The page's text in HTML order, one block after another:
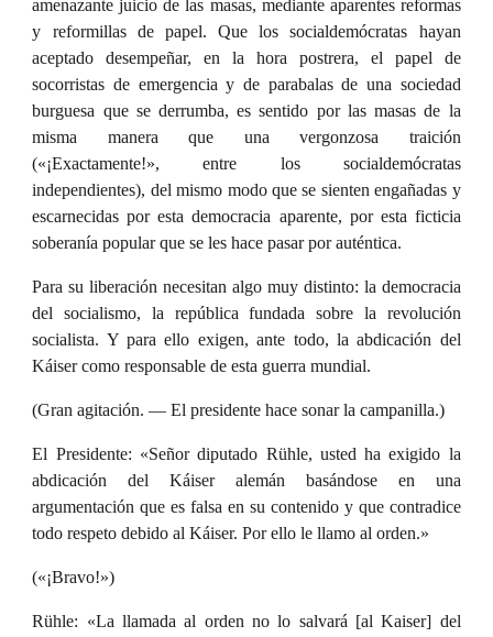
amenazante juicio de las masas, mediante aparentes reformas
y reformillas de papel. Que los socialdemócratas hayan
aceptado desempeñar, en la hora postrera, el papel de
socorristas de emergencia y de parabalas de una sociedad
burguesa que se derrumba, es sentido por las masas de la
misma manera que una vergonzosa traición
(«¡Exactamente!», entre los socialdemócratas
independientes), del mismo modo que se sienten engañadas y
escarnecidas por esta democracia aparente, por esta ficticia
soberanía popular que se les hace pasar por auténtica.
Para su liberación necesitan algo muy distinto: la democracia
del socialismo, la república fundada sobre la revolución
socialista. Y para ello exigen, ante todo, la abdicación del
Káiser como responsable de esta guerra mundial.
(Gran agitación. — El presidente hace sonar la campanilla.)
El Presidente: «Señor diputado Rühle, usted ha exigido la
abdicación delKáiseralemán basándose en una
argumentación que es falsa en su contenido y que contradice
todo respeto debido alKáiser. Por ello le llamo al orden.»
(«¡Bravo!»)
Rühle: «La llamada al orden no lo salvará [al Kaiser] del